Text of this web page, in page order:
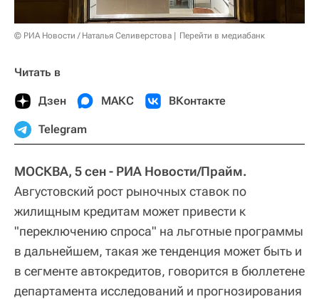
© РИА Новости / Наталья Селиверстова Перейти в медиабанк
Читать в
Дзен МАКС ВКонтакте
Telegram
МОСКВА, 5 сен - РИА Новости/Прайм.
Августовский рост рыночных ставок по
жилищным кредитам может привести к
"переключению спроса" на льготные программы
в дальнейшем, такая же тенденция может быть и
в сегменте автокредитов, говорится в бюллетене
департамента исследований и прогнозирования